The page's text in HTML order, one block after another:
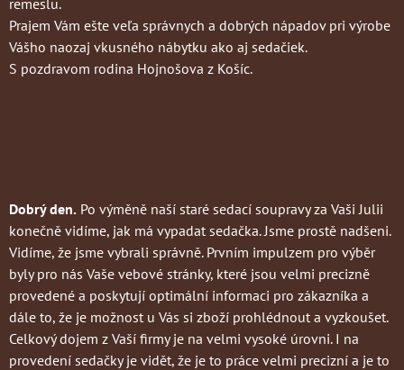
Prajem Vám ešte veľa správnych a dobrých nápadov pri výrobe
Vášho naozaj vkusného nábytku ako aj sedačiek.
S pozdravom rodina Hojnošova z Košíc.
Dobrý den. Po výměně naší staré sedací soupravy za Vaši Julii
konečně vidíme, jak má vypadat sedačka. Jsme prostě nadšeni.
Vidíme, že jsme vybrali správně. Prvním impulzem pro výběr
byly pro nás Vaše vebové stránky, které jsou velmi precizně
provedené a poskytují optimální informaci pro zákazníka a
dále to, že je možnost u Vás si zboží prohlédnout a vyzkoušet.
Celkový dojem z Vaší firmy je na velmi vysoké úrovni. I na
provedení sedačky je vidět, že je to práce velmi precizní a je to